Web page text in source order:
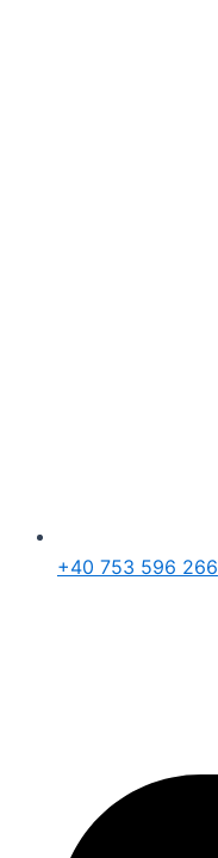
+40 753 596 266